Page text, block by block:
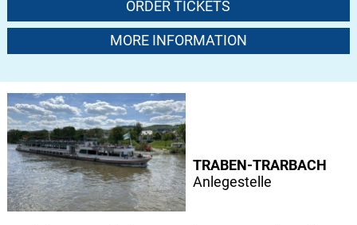
ORDER TICKETS
MORE INFORMATION
TRABEN-TRARBACH
Anlegestelle